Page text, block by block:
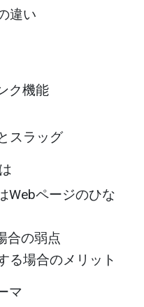
違い
ク機能
スラッグ
Webページのひな
合の弱点
る場合のメリット
マ